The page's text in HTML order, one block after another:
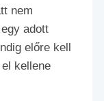
nem
adott
előre kell
kellene